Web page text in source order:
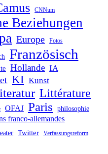
CNNum
Beziehungen
Europe Fotos
Französisch
Hollande IA
KI Kunst
Littérature
OFAJ Paris philosophie
franco-allemandes
Twitter Verfassungsreform